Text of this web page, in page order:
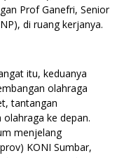
Prof Ganefri, Senior
di ruang kerjanya.
itu, keduanya
olahraga
tantangan
ke depan.
menjelang
KONI Sumbar,